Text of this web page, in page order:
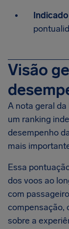
Visão
A nota geral da
um ranking
desempenho
mais
Essa
dos voos ao
com
compensação,
sobre a